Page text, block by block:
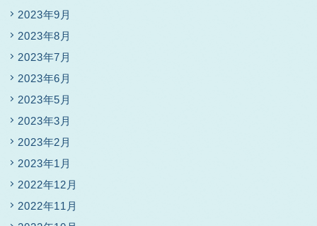
2023年9月
2023年8月
2023年7月
2023年6月
2023年5月
2023年3月
2023年2月
2023年1月
2022年12月
2022年11月